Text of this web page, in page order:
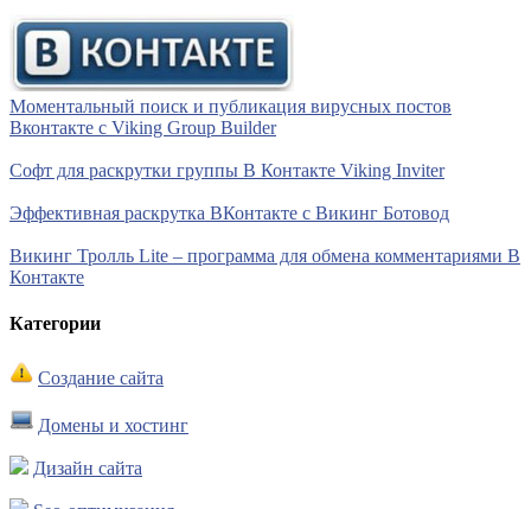
Моментальный поиск и публикация вирусных постов
Вконтакте с Viking Group Builder
Софт для раскрутки группы В Контакте Viking Inviter
Эффективная раскрутка ВКонтакте с Викинг Ботовод
Викинг Тролль Lite – программа для обмена комментариями В
Контакте
Категории
Создание сайта
Домены и хостинг
Дизайн сайта